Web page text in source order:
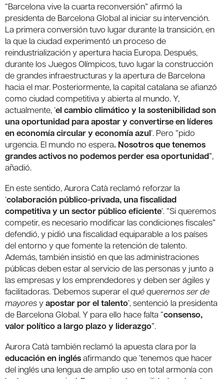
“Barcelona vive la cuarta reconversión” afirmó la
presidenta de Barcelona Global al iniciar su intervención.
La primera conversión tuvo lugar durante la transición, en
la que la ciudad experimentó un proceso de
reindustrialización y apertura hacia Europa. Después,
durante los Juegos Olímpicos, tuvo lugar la construcción
de grandes infraestructuras y la apertura de Barcelona
hacia el mar. Posteriormente, la capital catalana se afianzó
como ciudad competitiva y abierta al mundo. Y,
actualmente, ‘el cambio climático y la sostenibilidad son
una oportunidad para apostar y convertirse en líderes
en economía circular y economía azul‘. Pero “pido
urgencia. El mundo no espera. Nosotros que tenemos
grandes activos no podemos perder esa oportunidad”,
añadió.
En este sentido, Aurora Catà reclamó reforzar la
‘colaboración público-privada, una fiscalidad
competitiva y un sector público eficiente‘. “Si queremos
competir, es necesario modificar las condiciones fiscales”
defendió, y pidió una fiscalidad equiparable a los países
del entorno y que fomente la retención de talento.
Además, también insistió en que las administraciones
públicas deben estar al servicio de las personas y junto a
las empresas y los emprendedores y deben ser ágiles y
facilitadoras. ‘Debemos superar elqué queremos ser de
mayoresyapostar por el talento‘, sentenció la presidenta
de Barcelona Global. Y para ello hace falta “consenso,
valor político a largo plazo y liderazgo”.
Aurora Catà también reclamó la apuesta clara por la
educación en inglésafirmando que ‘tenemos que hacer
del inglés una lengua de amplio uso en total armonía con